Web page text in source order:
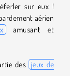
sur eux !
aérien
amusant et
des jeux de